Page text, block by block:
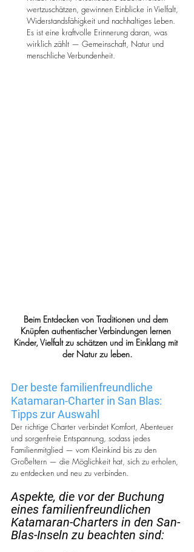
wertzuschätzen, gewinnen Einblicke in Vielfalt,
Widerstandsfähigkeit und nachhaltiges Leben.
Es ist eine kraftvolle Erinnerung daran, was
wirklich zählt — Gemeinschaft, Natur und
menschliche Verbundenheit.
Beim Entdecken von Traditionen und dem
Knüpfen authentischer Verbindungen lernen
Kinder, Vielfalt zu schätzen und im Einklang mit
der Natur zu leben.
Der beste familienfreundliche
Katamaran-Charter in San Blas:
Tipps zur Auswahl
Der richtige Charter verbindet Komfort, Abenteuer
und sorgenfreie Entspannung, sodass jedes
Familienmitglied — vom Kleinkind bis zu den
Großeltern — die Möglichkeit hat, sich zu erholen,
zu entdecken und neu zu verbinden.
Aspekte, die vor der Buchung
eines familienfreundlichen
Katamaran-Charters in den San-
Blas-Inseln zu beachten sind: